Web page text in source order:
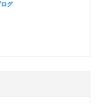
グ